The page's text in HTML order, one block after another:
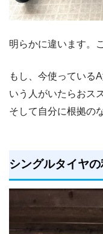
明らかに違います。
もし、今使っている
いう人がいたらおス
そして自分に根拠の
シングルタイヤ